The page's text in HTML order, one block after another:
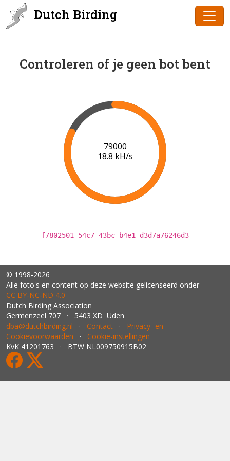
Dutch Birding
Controleren of je geen bot bent
80000
18.9 kH/s
f7802501-54c7-43bc-b4e1-d3d7a76246d3
© 1998-2026
Alle foto's en content op deze website gelicenseerd onder
CC BY‑NC‑ND 4.0
Dutch Birding Association
Germenzeel 707 · 5403 XD Uden
dba@dutchbirding.nl · Contact · Privacy- en
Cookievoorwaarden · Cookie-instellingen
KvK 41201763 · BTW NL009750915B02